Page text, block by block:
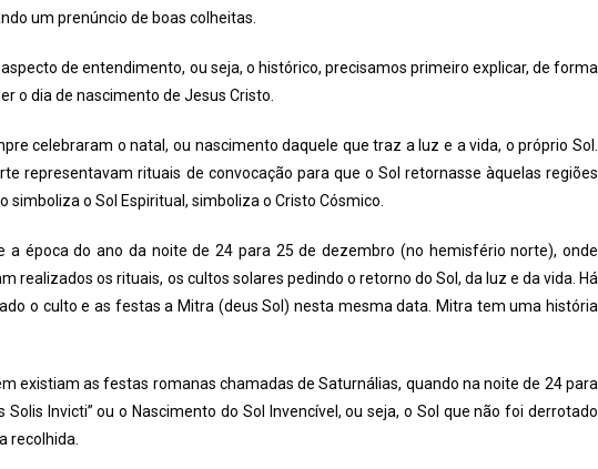
um prenúncio de boas colheitas.
de entendimento, ou seja, o histórico, precisamos primeiro explicar, de forma
o dia de nascimento de Jesus Cristo.
celebraram o natal, ou nascimento daquele que traz a luz e a vida, o próprio Sol.
representavam rituais de convocação para que o Sol retornasse àquelas regiões
o Sol Espiritual, simboliza o Cristo Cósmico.
a época do ano da noite de 24 para 25 de dezembro (no hemisfério norte), onde
realizados os rituais, os cultos solares pedindo o retorno do Sol, da luz e da vida. Há
o culto e as festas a Mitra (deus Sol) nesta mesma data. Mitra tem uma história
existiam as festas romanas chamadas de Saturnálias, quando na noite de 24 para
Invicti” ou o Nascimento do Sol Invencível, ou seja, o Sol que não foi derrotado
recolhida.